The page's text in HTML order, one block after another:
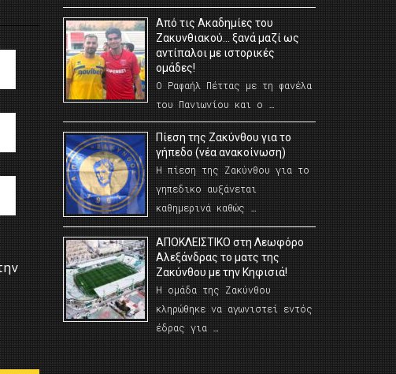
Από τις Ακαδημίες του
Ζακυνθιακού… ξανά μαζί ως
αντίπαλοι με ιστορικές
ομάδες!
Ο Ραφαήλ Πέττας με τη φανέλα
του Πανιωνίου και ο …
Πίεση της Ζακύνθου για το
γήπεδο (νέα ανακοίνωση)
Η πίεση της Ζακύνθου για το
γηπεδικο αυξάνεται
καθημερινά καθώς …
AΠΟΚΛΕΙΣΤΙΚΟ στη Λεωφόρο
Αλεξάνδρας το ματς της
Ζακύνθου με την Κηφισιά!
Η ομάδα της Ζακύνθου
κληρώθηκε να αγωνιστεί εντός
έδρας για …